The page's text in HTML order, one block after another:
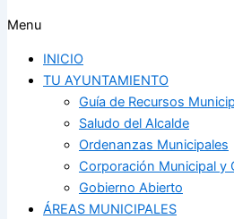
Menu
INICIO
TU AYUNTAMIENTO
Guía de Recursos
Saludo del Alcalde
Ordenanzas Municipales
Corporación Municipal y
Gobierno Abierto
ÁREAS MUNICIPALES